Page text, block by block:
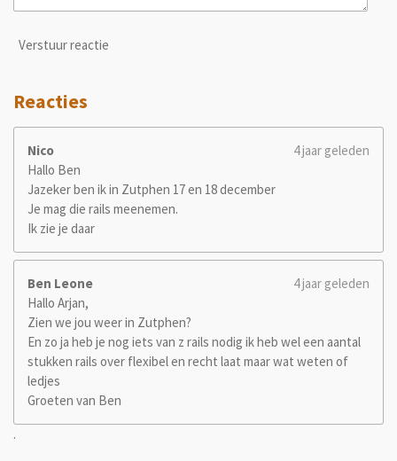
Verstuur reactie
Reacties
Nico
4 jaar geleden
Hallo Ben
Jazeker ben ik in Zutphen 17 en 18 december
Je mag die rails meenemen.
Ik zie je daar
Ben Leone
4 jaar geleden
Hallo Arjan,
Zien we jou weer in Zutphen?
En zo ja heb je nog iets van z rails nodig ik heb wel een aantal
stukken rails over flexibel en recht laat maar wat weten of
ledjes
Groeten van Ben
.